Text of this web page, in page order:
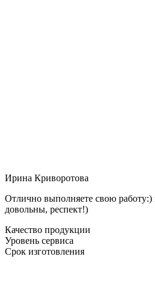
Ирина Криворотова
Отлично выполняете свою работу:)
довольны, респект!)
Качество продукции
Уровень сервиса
Срок изготовления